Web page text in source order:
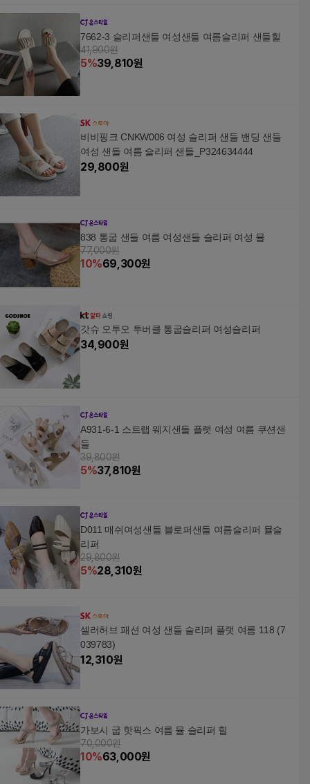
7662-3 슬리퍼샌들 여성샌들 여름슬리퍼 샌들힐
41,900원
5%39,810원
비비핑크 CNKW006 여성 슬리퍼 샌들 밴딩 샌들
여성 샌들 여름 슬리퍼 샌들_P324634444
29,800원
838 통굽 샌들 여름 여성샌들 슬리퍼 여성 뮬
77,000원
10%69,300원
갓슈 오투오 투버클 통굽슬리퍼 여성슬리퍼
34,900원
A931-6-1 스트랩 웨지샌들 플랫 여성 여름 쿠션샌
들
39,800원
5%37,810원
D011 매쉬여성샌들 블로퍼샌들 여름슬리퍼 뮬슬
리퍼
29,800원
5%28,310원
셀러허브 패션 여성 샌들 슬리퍼 플랫 여름 118 (7
039783)
12,310원
가보시 굽 핫픽스 여름 뮬 슬리퍼 힐
70,000원
10%63,000원